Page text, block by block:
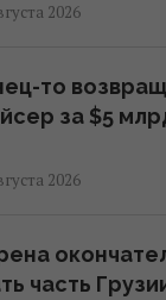
2026
то
за $5
2026
часть